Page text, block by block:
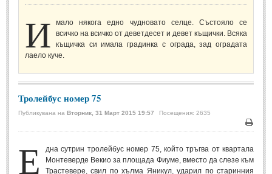
Стихове за Жената (33)
Стихове за Осми Март
Стихове за Мама (16)
Истории
Печат
И
мало някога едно чудновато селце. Състояло се
всичко на всичко от деветдесет и девет къщички. Всяка
къщичка си имала градинка с ограда, зад оградата
лаело куче.
Тролейбус номер 75
Публикувана на Вторник, 31 Март 2015 19:57 Посещения: 2635
Печат
Е
дна сутрин тролейбус номер 75, който тръгва от квартала
Монтеверде Векио за площада Фиуме, вместо да слезе към
Трастевере, свил по хълма Яникул, ударил по старинния